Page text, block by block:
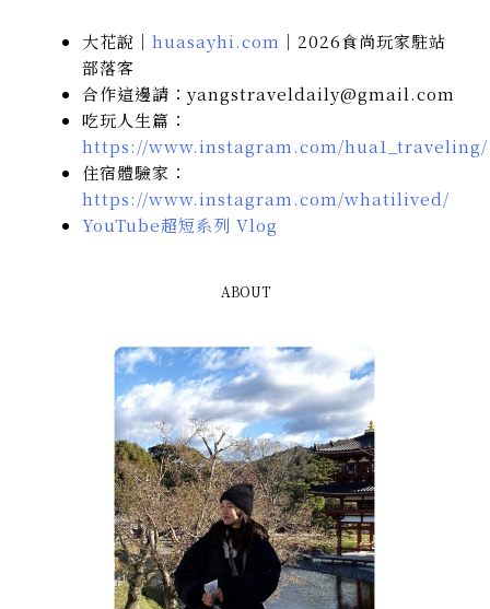
大花說｜ huasayhi.com ｜2026食尚玩家駐站
部落客
合作這邊請：yangstraveldaily@gmail.com
吃玩人生篇：
https://www.instagram.com/hua1_traveling/
住宿體驗家：
https://www.instagram.com/whatilived/
YouTube超短系列 Vlog
ABOUT